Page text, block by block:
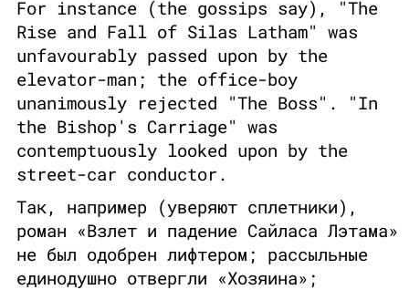
For instance (the gossips say), "The
Rise and Fall of Silas Latham" was
unfavourably passed upon by the
elevator-man; the office-boy
unanimously rejected "The Boss". "In
the Bishop's Carriage" was
contemptuously looked upon by the
street-car conductor.
Так, например (уверяют сплетники),
роман «Взлет и падение Сайласа Лэтама»
не был одобрен лифтером; рассыльные
единодушно отвергли «Хозяина»;